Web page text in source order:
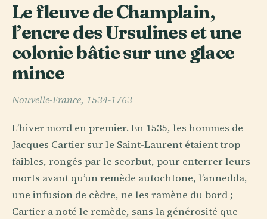
Le fleuve de Champlain,
l’encre des Ursulines et une
colonie bâtie sur une glace
mince
Nouvelle-France, 1534-1763
L’hiver mord en premier. En 1535, les hommes de
Jacques Cartier sur le Saint-Laurent étaient trop
faibles, rongés par le scorbut, pour enterrer leurs
morts avant qu’un remède autochtone, l’annedda,
une infusion de cèdre, ne les ramène du bord ;
Cartier a noté le remède, sans la générosité que